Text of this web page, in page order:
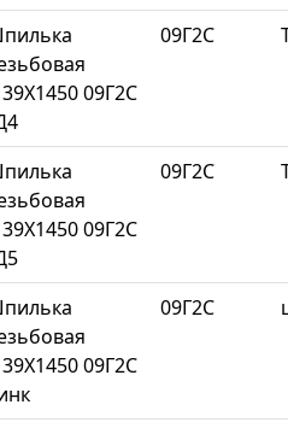
09Г2С
09Г2С
09Г2С
09Г2С
09Г2С
09Г2С